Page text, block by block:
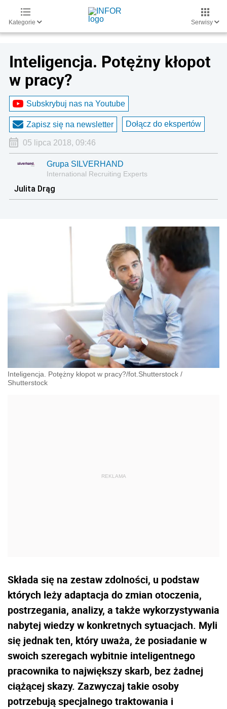
Kategorie Serwisy
Inteligencja. Potężny kłopot
w pracy?
Subskrybuj nas na Youtube
Zapisz się na newsletter Dołącz do ekspertów
05 lipca 2018, 09:46
Grupa SILVERHAND
International Recruiting Experts
Julita Drąg
Inteligencja. Potężny kłopot w pracy?/fot.Shutterstock /
Shutterstock
Składa się na zestaw zdolności, u podstaw
których leży adaptacja do zmian otoczenia,
postrzegania, analizy, a także wykorzystywania
nabytej wiedzy w konkretnych sytuacjach. Myli
się jednak ten, który uważa, że posiadanie w
swoich szeregach wybitnie inteligentnego
pracownika to największy skarb, bez żadnej
ciążącej skazy. Zazwyczaj takie osoby
potrzebują specjalnego traktowania i